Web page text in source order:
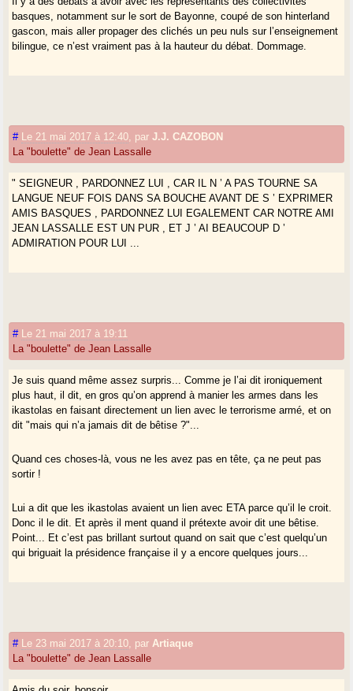
basques, notamment sur le sort de Bayonne, coupé de son hinterland
gascon, mais aller propager des clichés un peu nuls sur l’enseignement
bilingue, ce n’est vraiment pas à la hauteur du débat. Dommage.
# Le 21 mai 2017 à 12:40 parJ.J. CAZOBON
La "boulette" de Jean Lassalle
" SEIGNEUR , PARDONNEZ LUI , CAR IL N ’ A PAS TOURNE SA
LANGUE NEUF FOIS DANS SA BOUCHE AVANT DE S ’ EXPRIMER
AMIS BASQUES , PARDONNEZ LUI EGALEMENT CAR NOTRE AMI
JEAN LASSALLE EST UN PUR , ET J ’ AI BEAUCOUP D ’
ADMIRATION POUR LUI ...
#
Le 21 mai 2017 à 19:11
La "boulette" de Jean Lassalle
Je suis quand même assez surpris... Comme je l’ai dit ironiquement
plus haut, il dit, en gros qu’on apprend à manier les armes dans les
ikastolas en faisant directement un lien avec le terrorisme armé, et on
dit "mais qui n’a jamais dit de bêtise ?"...
Quand ces choses-là, vous ne les avez pas en tête, ça ne peut pas
sortir !
Lui a dit que les ikastolas avaient un lien avec ETA parce qu’il le croit.
Donc il le dit. Et après il ment quand il prétexte avoir dit une bêtise.
Point... Et c’est pas brillant surtout quand on sait que c’est quelqu’un
qui briguait la présidence française il y a encore quelques jours...
# Le 23 mai 2017 à 20:10 par Artiaque
La "boulette" de Jean Lassalle